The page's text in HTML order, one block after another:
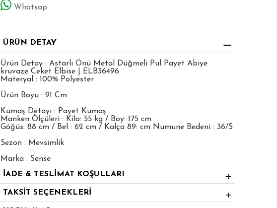
Whatsap
ÜRÜN DETAY
Ürün Detay : Astarlı Önü Metal Düğmeli Pul Payet Abiye
kruvaze Ceket Elbise | ELB36496
Materyal : 100% Polyester
Ürün Boyu : 91 Cm
Kumaş Detayı : Payet Kumaş
Manken Ölçüleri : Kilo: 55 kg / Boy: 175 cm
Göğüs: 88 cm / Bel : 62 cm / Kalça 89: cm Numune Bedeni : 36/S
Sezon : Mevsimlik
Marka : Sense
İADE & TESLİMAT KOŞULLARI
TAKSİT SEÇENEKLERİ